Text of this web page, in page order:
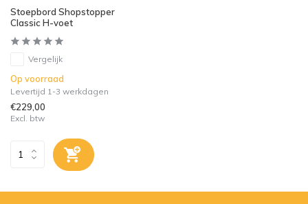
Stoepbord Shopstopper
Classic H-voet
Vergelijk
Op voorraad
Levertijd 1-3 werkdagen
€229,00
Excl. btw